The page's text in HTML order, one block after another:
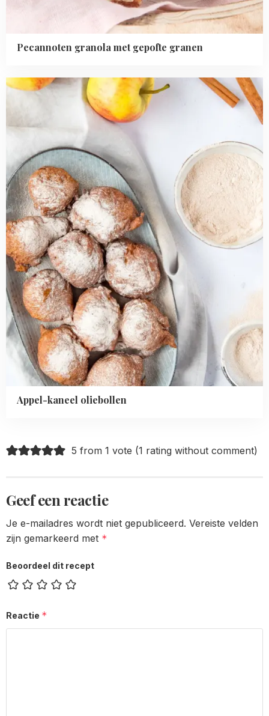
Pecannoten granola met gepofte granen
Appel-kaneel oliebollen
Read
Appel-
oliebollen
5 from 1 vote (1 rating without comment)
Geef een reactie
Je e-mailadres wordt niet gepubliceerd. Vereiste velden
zijn gemarkeerd met *
Beoordeel dit recept
Reactie *